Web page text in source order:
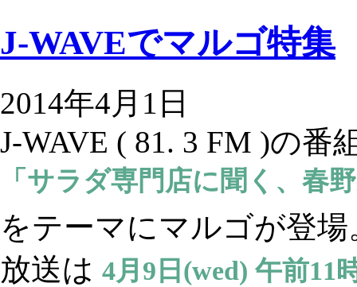
J-WAVEでマルゴ特集
2014年4月1日
J-WAVE ( 81. 3 FM )の
「サラ ダ専門店に聞く、春
をテーマにマルゴが登場
放送は 4月9日(wed) 午前11